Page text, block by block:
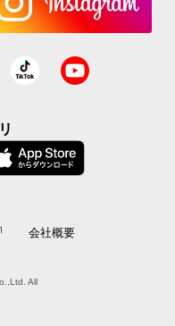
会社概要
All